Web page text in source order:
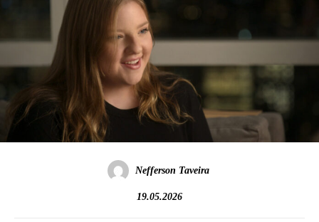
Nefferson Taveira
19.05.2026